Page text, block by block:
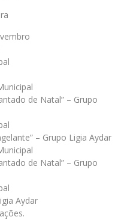
de Natal” – Grupo
– Grupo Ligia Aydar
de Natal” – Grupo
Aydar